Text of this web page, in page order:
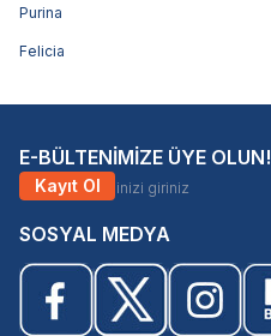
Purina
Felicia
E-BÜLTENİMİZE ÜYE OLUN!
Kayıt Ol
SOSYAL MEDYA